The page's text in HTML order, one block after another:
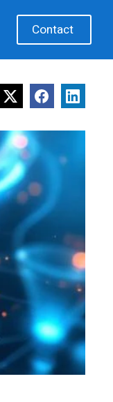
Contact